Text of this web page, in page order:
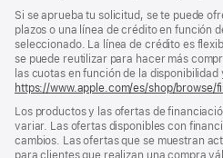
Si se aprueba tu solicitud, se te puede
plazos o una línea de crédito en función
seleccionado. La línea de crédito es
se puede reutilizar para hacer más
las cuotas en función de la
https://www.apple.com/es/shop/browse/
Los productos y las ofertas de
variar. Las ofertas disponibles con
cambios. Las ofertas que se muestran
para clientes que realizan una compra